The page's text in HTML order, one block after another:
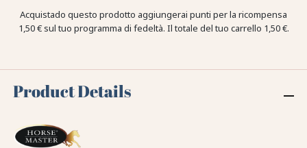
Acquistado questo prodotto aggiungerai punti per la ricompensa
1,50 €sul tuo programma di fedeltà. Il totale del tuo carrello 1,50 €.
Product Details